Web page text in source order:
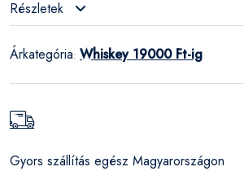
Részletek
Árkategória: Whiskey 19000 Ft-ig
Gyors szállítás egész Magyarországon